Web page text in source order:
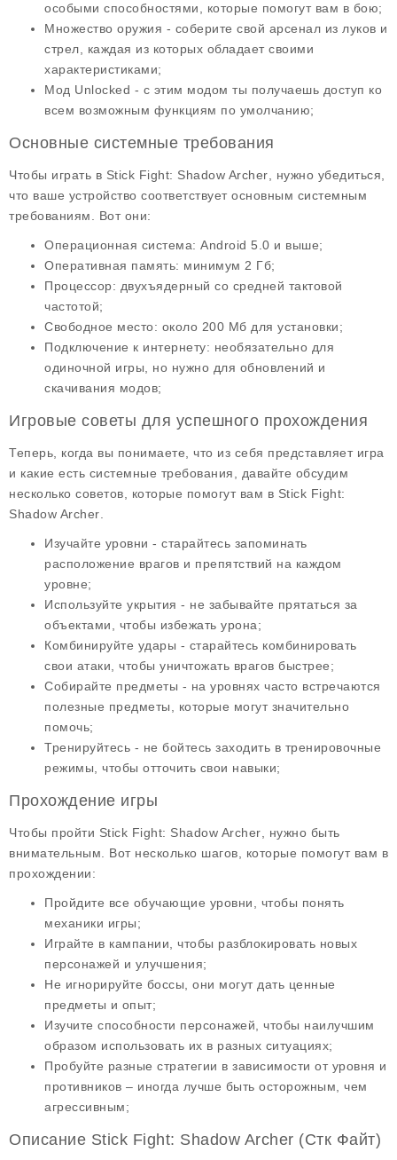
особыми способностями, которые помогут вам в бою;
Множество оружия - соберите свой арсенал из луков и
стрел, каждая из которых обладает своими
характеристиками;
Мод Unlocked - с этим модом ты получаешь доступ ко
всем возможным функциям по умолчанию;
Основные системные требования
Чтобы играть в Stick Fight: Shadow Archer , нужно убедиться,
что ваше устройство соответствует основным системным
требованиям. Вот они:
Операционная система: Android 5.0 и выше;
Оперативная память: минимум 2 Гб;
Процессор: двухъядерный со средней тактовой
частотой;
Свободное место: около 200 Мб для установки;
Подключение к интернету: необязательно для
одиночной игры, но нужно для обновлений и
скачивания модов;
Игровые советы для успешного прохождения
Теперь, когда вы понимаете, что из себя представляет игра
и какие есть системные требования, давайте обсудим
несколько советов, которые помогут вам в Stick Fight:
Shadow Archer
Изучайте уровни - старайтесь запоминать
расположение врагов и препятствий на каждом
уровне;
Используйте укрытия - не забывайте прятаться за
объектами, чтобы избежать урона;
Комбинируйте удары - старайтесь комбинировать
свои атаки, чтобы уничтожать врагов быстрее;
Собирайте предметы - на уровнях часто встречаются
полезные предметы, которые могут значительно
помочь;
Тренируйтесь - не бойтесь заходить в тренировочные
режимы, чтобы отточить свои навыки;
Прохождение игры
Чтобы пройти Stick Fight: Shadow Archer , нужно быть
внимательным. Вот несколько шагов, которые помогут вам в
прохождении:
Пройдите все обучающие уровни, чтобы понять
механики игры;
Играйте в кампании, чтобы разблокировать новых
персонажей и улучшения;
Не игнорируйте боссы, они могут дать ценные
предметы и опыт;
Изучите способности персонажей, чтобы наилучшим
образом использовать их в разных ситуациях;
Пробуйте разные стратегии в зависимости от уровня и
противников – иногда лучше быть осторожным, чем
агрессивным;
Описание Stick Fight: Shadow Archer (Стк Файт)